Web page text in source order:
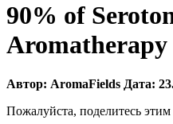
90% of
Aromatherapy
Автор: AromaFields Дата:
Пожалуйста, поделитесь этим